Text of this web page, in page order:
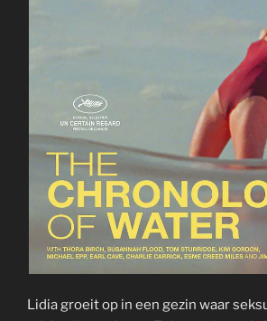
Lidia groeit op in een gezin waar